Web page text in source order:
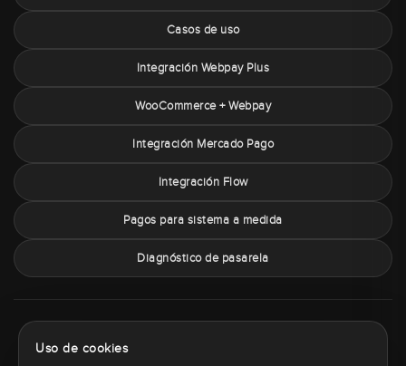
Casos de uso
Integración Webpay Plus
WooCommerce + Webpay
Integración Mercado Pago
Integración Flow
Pagos para sistema a medida
Diagnóstico de pasarela
Política de cookies
Uso de cookies